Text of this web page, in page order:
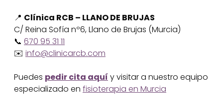
📍 Clínica RCB – LLANO DE BRUJAS
C/ Reina Sofía nº6, Llano de Brujas (Murcia)
📞 670 95 31 11
✉️ info@clinicarcb.com
Puedes pedir cita aquí y visitar a nuestro equipo
especializado en fisioterapia en Murcia